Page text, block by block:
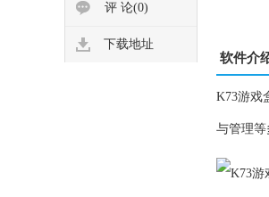
评 论(0)
下载地址
软件介
K73游戏
与管理等